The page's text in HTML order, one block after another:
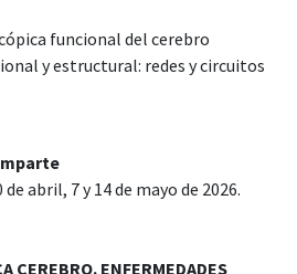
funcional del cerebro
y estructural: redes y circuitos
abril, 7 y 14 de mayo de 2026.
CEREBRO. ENFERMEDADES